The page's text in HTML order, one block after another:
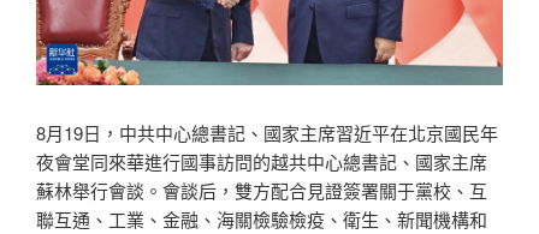
8月19日，中共中心總書記、國家主席習近平在北京國民年
夜會堂同來華進行國事訪問的越共中心總書記、國家主席
蘇林舉行會談。會談后，雙方配合見證簽署關于黨校、互
聯互通、工業、金融、海關檢驗檢疫、衛生、新聞機構和